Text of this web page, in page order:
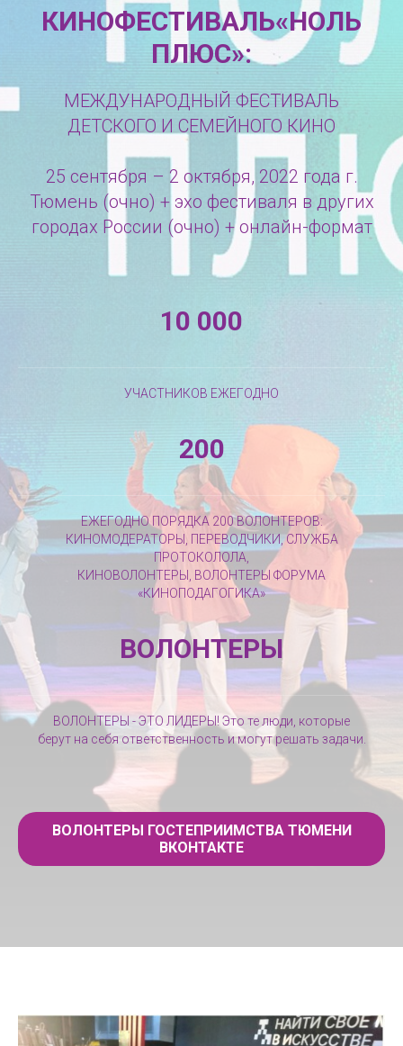
КИНОФЕСТИВАЛЬ«НОЛЬ
ПЛЮС»:
МЕЖДУНАРОДНЫЙ ФЕСТИВАЛЬ
ДЕТСКОГО И СЕМЕЙНОГО КИНО
25 сентября – 2 октября, 2022 года г.
Тюмень (очно) + эхо фестиваля в других
городах России (очно) + онлайн-формат
10 000
УЧАСТНИКОВ ЕЖЕГОДНО
200
ЕЖЕГОДНО ПОРЯДКА 200 ВОЛОНТЕРОВ:
КИНОМОДЕРАТОРЫ, ПЕРЕВОДЧИКИ, СЛУЖБА
ПРОТОКОЛОЛА,
КИНОВОЛОНТЕРЫ, ВОЛОНТЕРЫ ФОРУМА
«КИНОПОДАГОГИКА»
ВОЛОНТЕРЫ
ВОЛОНТЕРЫ - ЭТО ЛИДЕРЫ! Это те люди, которые
берут на себя ответственность и могут решать задачи.
ВОЛОНТЕРЫ ГОСТЕПРИИМСТВА ТЮМЕНИ
ВКОНТАКТЕ